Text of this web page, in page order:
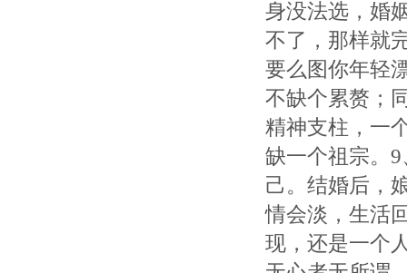
身没法选，婚
不了，那样就
要么图你年轻
不缺个累赘；
精神支柱，一
缺一个祖宗。
己。结婚后，
情会淡，生活
现，还是一个